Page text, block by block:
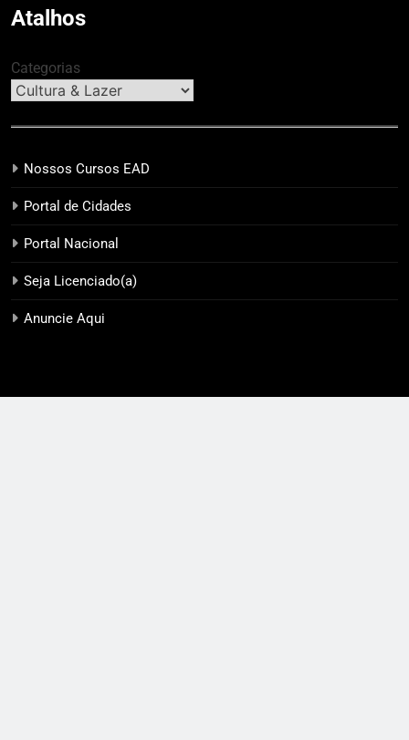
Atalhos
Categorias
Nossos Cursos EAD
Portal de Cidades
Portal Nacional
Seja Licenciado(a)
Anuncie Aqui